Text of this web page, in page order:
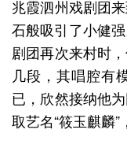
兆霞泗州戏剧团
石般吸引了小健
剧团再次来村时
几段，其唱腔有
已，欣然接纳他
取艺名“筱玉麒麟”